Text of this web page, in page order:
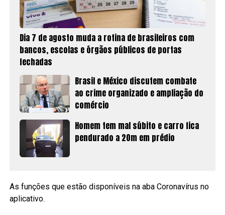
Dia 7 de agosto muda a rotina de brasileiros com
bancos, escolas e órgãos públicos de portas
fechadas
Brasil e México discutem combate
ao crime organizado e ampliação do
comércio
Homem tem mal súbito e carro fica
pendurado a 20m em prédio
As funções que estão disponíveis na aba Coronavírus no
aplicativo.